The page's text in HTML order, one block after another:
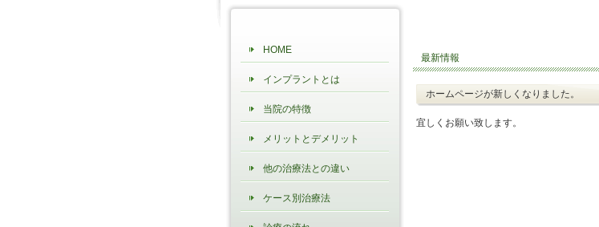
最新情報
ホームページが新しくなりました。
宜しくお願い致します。
HOME
インプラントとは
当院の特徴
メリットとデメリット
他の治療法との違い
ケース別治療法